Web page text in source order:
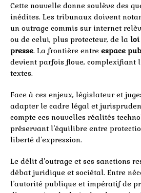
Cette nouvelle donne soulève des
inédites. Les tribunaux doivent
un outrage commis sur internet
ou de celui, plus protecteur, de la loi
presse. La frontière entre espace
devient parfois floue, complexifiant
textes.
Face à ces enjeux, législateur et
adapter le cadre légal et
compte ces nouvelles réalités
préservant l’équilibre entre
liberté d’expression.
Le délit d’outrage et ses sanctions
débat juridique et sociétal. Entre
l’autorité publique et impératif de